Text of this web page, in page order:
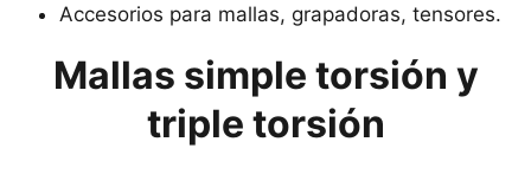
Accesorios para mallas, grapadoras, tensores.
Mallas simple torsión y
triple torsión